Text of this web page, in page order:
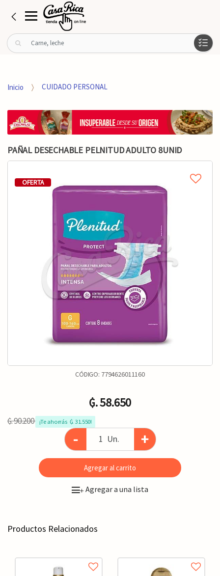
B
u
r
o
Inicio CUIDADO PERSONAL
PAÑAL DESECHABLE PELNITUD ADULTO 8UNID
OFERTA
CÓDIGO: 7794626011160
₲. 58.650
₲. 90.200 ¡Te ahorrás  ₲. 31.550!
- Un. +
Agregar al carrito
+Agregar a una lista
Productos Relacionados